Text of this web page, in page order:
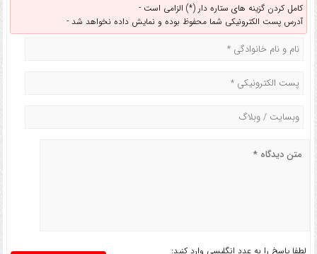
کامل کردن گزینه های ستاره دار (*) الزامی است -
آدرس پست الکترونیکی شما محفوظ بوده و نمایش داده نخواهد شد -
لطفا پاسخ را به عدد انگلیسی وارد کنید: